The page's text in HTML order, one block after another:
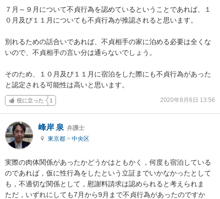
７月～９月について不貞行為を認めているということであれば、１
０月及び１１月についても不貞行為が推認されると思います。
別れるための話合いであれば、不貞相手の家に泊める必要は全くな
いので、不貞相手の言い分は通らないでしょう。
そのため、１０月及び１１月に宿泊をした際にも不貞行為があった
と認定される可能性は高いと思います。
役に立った 1 2020年8月6日 13:56
峰岸 泉 弁護士
東京都 > 中央区
実際の肉体関係があったかどうかはともかく，何度も宿泊している
のであれば，仮に性行為をしたという立証までいかなかったとして
も，不適切な関係として，慰謝料請求は認められると考えられま
ただ，いずれにしても7月から9月まで不貞行為があったのですか